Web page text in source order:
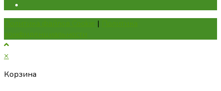
Политика файлов Cookie | Политика
конфиденциальности
×
Корзина